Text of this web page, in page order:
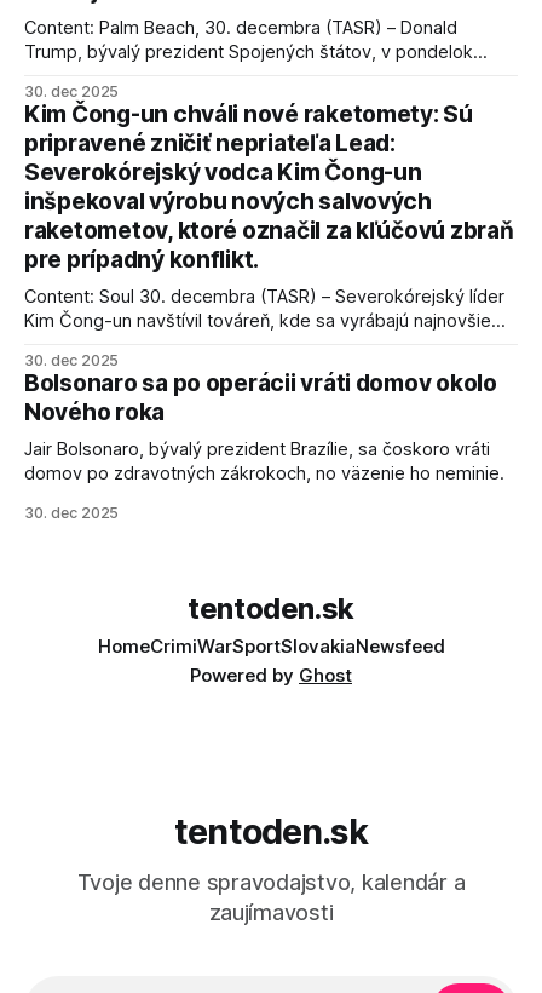
Content: Palm Beach, 30. decembra (TASR) – Donald
Trump, bývalý prezident Spojených štátov, v pondelok
kľúčové pre úspešné dosiahnutie prímeria v Gaze. Agentúra
AFP informuje, že Trump vyjadril presvedčenie, že Izrael plní
podmienky dohody o prí
30. dec 2025
Kim Čong-un chváli nové raketomety: Sú
pripravené zničiť nepriateľa Lead:
Severokórejský vodca Kim Čong-un
inšpekoval výrobu nových salvových
raketometov, ktoré označil za kľúčovú zbraň
pre prípadný konflikt.
Content: Soul 30. decembra (TASR) – Severokórejský líder
Kim Čong-un navštívil továreň, kde sa vyrábajú najnovšie
schopnosti. Informovali o tom štátne médiá KĽDR, na ktoré
sa odvoláva agentúra AFP.
30. dec 2025
Bolsonaro sa po operácii vráti domov okolo
Nového roka
Jair Bolsonaro, bývalý prezident Brazílie, sa čoskoro vráti
domov po zdravotných zákrokoch, no väzenie ho neminie.
30. dec 2025
tentoden.sk
HomeCrimiWarSportSlovakiaNewsfeed
Powered by Ghost
tentoden.sk
Tvoje denne spravodajstvo, kalendár a
zaujímavosti